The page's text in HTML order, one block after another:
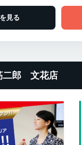
見る
二郎 文花店